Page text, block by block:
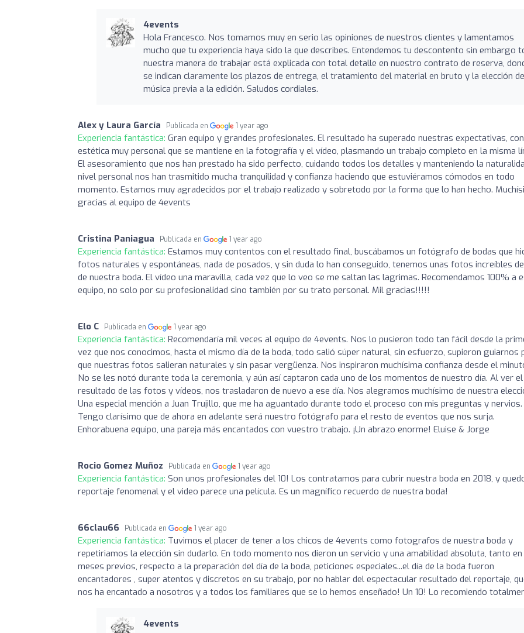
4events
Hola Francesco. Nos tomamos muy en serio las opiniones de nuestros clientes y lamentamos
mucho que tu experiencia haya sido la que describes. Entendemos tu descontento sin embargo
nuestra manera de trabajar está explicada con total detalle en nuestro contrato de reserva,
se indican claramente los plazos de entrega, el tratamiento del material en bruto y la elección
música previa a la edición. Saludos cordiales.
Alex y Laura García Publicada en 1 year ago
Experiencia fantástica: Gran equipo y grandes profesionales. El resultado ha superado nuestras expectativas,
estética muy personal que se mantiene en la fotografía y el vídeo, plasmando un trabajo completo en la misma
El asesoramiento que nos han prestado ha sido perfecto, cuidando todos los detalles y manteniendo la
nivel personal nos han trasmitido mucha tranquilidad y confianza haciendo que estuviéramos cómodos en todo
momento. Estamos muy agradecidos por el trabajo realizado y sobretodo por la forma que lo han hecho.
gracias al equipo de 4events
Cristina Paniagua Publicada en 1 year ago
Experiencia fantástica: Estamos muy contentos con el resultado final, buscábamos un fotógrafo de bodas que
fotos naturales y espontáneas, nada de posados, y sin duda lo han conseguido, tenemos unas fotos increíbles
de nuestra boda. El vídeo una maravilla, cada vez que lo veo se me saltan las lagrimas. Recomendamos 100% a
equipo, no solo por su profesionalidad sino también por su trato personal. Mil gracias!!!!!
Elo C Publicada en 1 year ago
Experiencia fantástica: Recomendaría mil veces al equipo de 4events. Nos lo pusieron todo tan fácil desde la
vez que nos conocimos, hasta el mismo día de la boda, todo salió súper natural, sin esfuerzo, supieron guiarnos
que nuestras fotos salieran naturales y sin pasar vergüenza. Nos inspiraron muchísima confianza desde el
No se les notó durante toda la ceremonia, y aún así captaron cada uno de los momentos de nuestro día. Al ver el
resultado de las fotos y vídeos, nos trasladaron de nuevo a ese día. Nos alegramos muchísimo de nuestra
Una especial mención a Juan Trujillo, que me ha aguantado durante todo el proceso con mis preguntas y nervios.
Tengo clarísimo que de ahora en adelante será nuestro fotógrafo para el resto de eventos que nos surja.
Enhorabuena equipo, una pareja más encantados con vuestro trabajo. ¡Un abrazo enorme! Eluise & Jorge
Rocio Gomez Muñoz Publicada en 1 year ago
Experiencia fantástica: Son unos profesionales del 10! Los contratamos para cubrir nuestra boda en 2018, y
reportaje fenomenal y el video parece una película. Es un magnífico recuerdo de nuestra boda!
66clau66 Publicada en 1 year ago
Experiencia fantástica: Tuvimos el placer de tener a los chicos de 4events como fotografos de nuestra boda y
repetiriamos la elección sin dudarlo. En todo momento nos dieron un servicio y una amabilidad absoluta, tanto
meses previos, respecto a la preparación del día de la boda, peticiones especiales...el día de la boda fueron
encantadores , super atentos y discretos en su trabajo, por no hablar del espectacular resultado del reportaje,
nos ha encantado a nosotros y a todos los familiares que se lo hemos enseñado! Un 10! Lo recomiendo
4events